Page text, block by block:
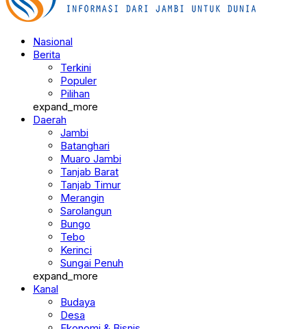
Nasional
Berita
Terkini
Populer
Pilihan
expand_more
Daerah
Jambi
Batanghari
Muaro Jambi
Tanjab Barat
Tanjab Timur
Merangin
Sarolangun
Bungo
Tebo
Kerinci
Sungai Penuh
expand_more
Kanal
Budaya
Desa